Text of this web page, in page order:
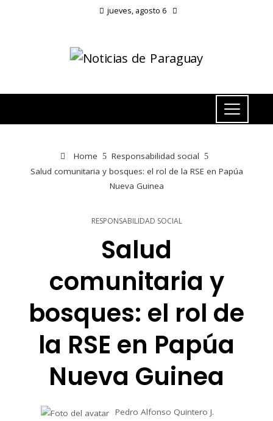
jueves, agosto 6
Home
Responsabilidad social
Salud comunitaria y bosques: el rol de la RSE en Papúa
Nueva Guinea
RESPONSABILIDAD SOCIAL
Salud
comunitaria y
bosques: el rol de
la RSE en Papúa
Nueva Guinea
Pedro Alfonso Quintero J.